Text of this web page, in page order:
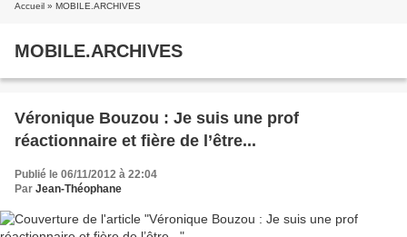
Accueil » MOBILE.ARCHIVES
MOBILE.ARCHIVES
Véronique Bouzou : Je suis une prof
réactionnaire et fière de l’être...
Publié le 06/11/2012 à 22:04
Par Jean-Théophane